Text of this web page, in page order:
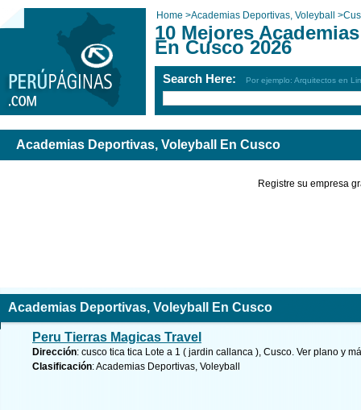
Home >Academias Deportivas, Voleyball >
10 Mejores
En Cusco 2026
Search Here: Por ejemplo: Arquitectos en
Academias Deportivas, Voleyball En Cusco
Registre su empresa
Academias Deportivas, Voleyball En Cusco
Peru Tierras Magicas Travel
Dirección: cusco tica tica Lote a 1 ( jardin callanca ), Cusco. Ver plano y
Clasificación: Academias Deportivas, Voleyball